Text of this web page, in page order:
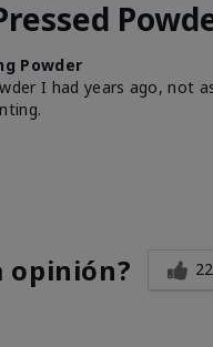
Powder
I had years ago,
opinión? 22